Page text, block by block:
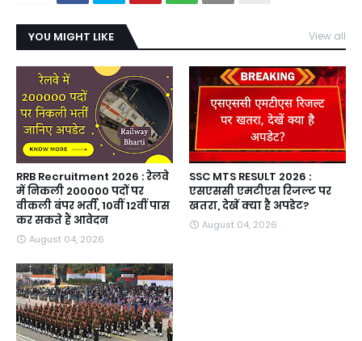
YOU MIGHT LIKE View all
RRB Recruitment 2026 : रेलवे
में निकली 200000 पदों पर
वीकली बंपर भर्ती, 10वीं 12वीं पास
कर सकते हैं आवेदन
August 04, 2026
SSC MTS RESULT 2026 :
एसएससी एमटीएस रिजल्ट पर
खतरा, देखें क्या है अपडेट?
August 04, 2026